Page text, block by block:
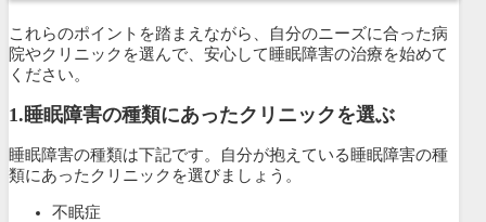
これらのポイントを踏まえながら、自分のニーズに合った病
院やクリニックを選んで、安心して睡眠障害の治療を始めて
ください。
1.睡眠障害の種類にあったクリニックを選ぶ
睡眠障害の種類は下記です。自分が抱えている睡眠障害の種
類にあったクリニックを選びましょう。
不眠症